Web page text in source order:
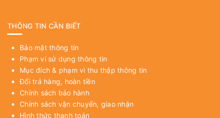
THÔNG TIN CẦN BIẾT
Bảo mật thông tin
Phạm vi sử dụng thông tin
Mục đích & phạm vi thu thập thông tin
Đổi trả hàng, hoàn tiền
Chính sách bảo hành
Chính sách vận chuyển, giao nhận
Hình thức thanh toán